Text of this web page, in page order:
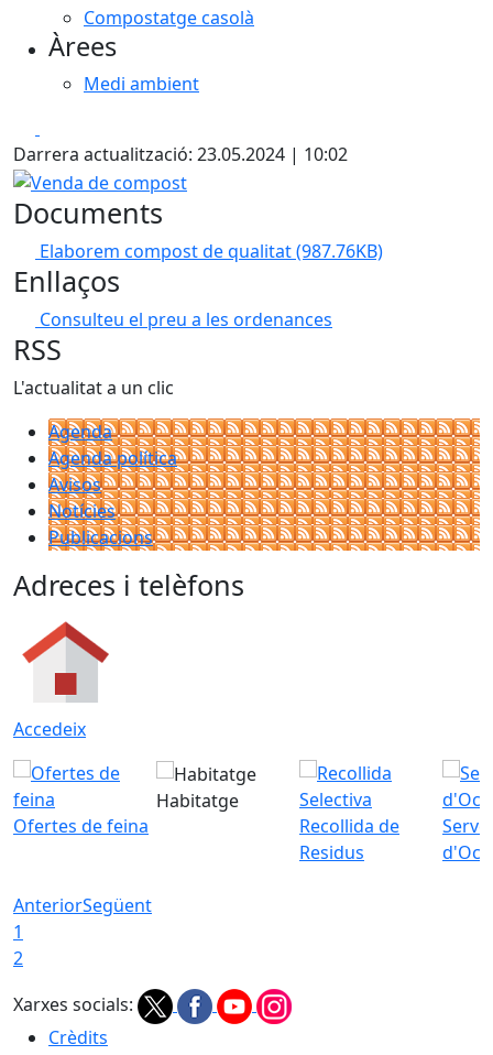
Compostatge casolà
Àrees
Medi ambient
Darrera actualització: 23.05.2024 | 10:02
Venda de compost
Documents
Elaborem compost de qualitat(987.76KB)
Enllaços
Consulteu el preu a les ordenances
RSS
L'actualitat a un clic
Agenda
Agenda política
Avisos
Notícies
Publicacions
Adreces i telèfons
Accedeix
Ofertes de feina
Habitatge
Recollida de
Residus
Servei
AnteriorSegüent
1
2
Xarxes socials:
Crèdits